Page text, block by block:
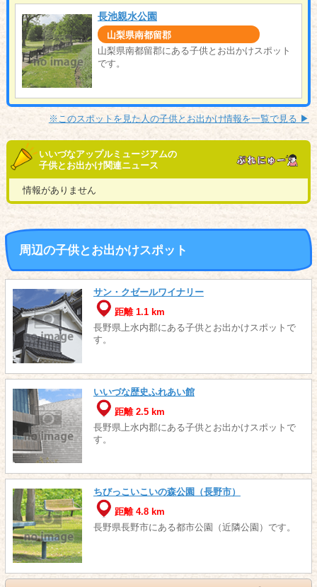
長池親水公園
山梨県南都留郡
山梨県南都留郡にある子供とお出かけスポット
です。
※このスポットを見た人の子供とお出かけ情報を一覧で見る ▶︎
いいづなアップルミュージアムの
子供とお出かけ関連ニュース
情報がありません
周辺の子供とお出かけスポット
サン・クゼールワイナリー
距離 1.1 km
長野県上水内郡にある子供とお出かけスポットで
す。
いいづな歴史ふれあい館
距離 2.5 km
長野県上水内郡にある子供とお出かけスポットで
す。
ちびっこいこいの森公園（長野市）
距離 4.8 km
長野県長野市にある都市公園（近隣公園）です。